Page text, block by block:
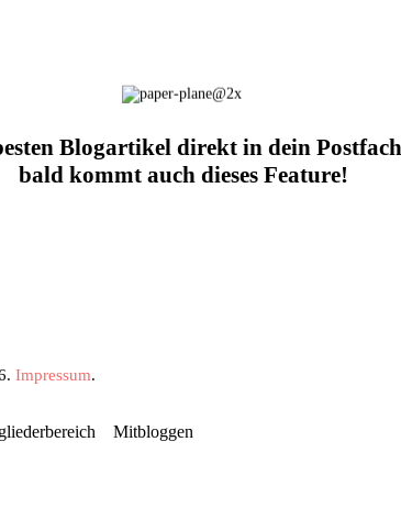
Blogartikel direkt in dein
bald kommt auch dieses Feature!
Impressum.
Mitbloggen